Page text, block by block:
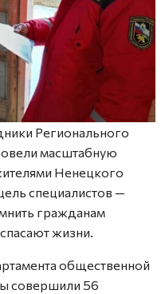
Регионального
масштабную
Ненецкого
специалистов —
гражданам
жизни.
общественной
совершили 56